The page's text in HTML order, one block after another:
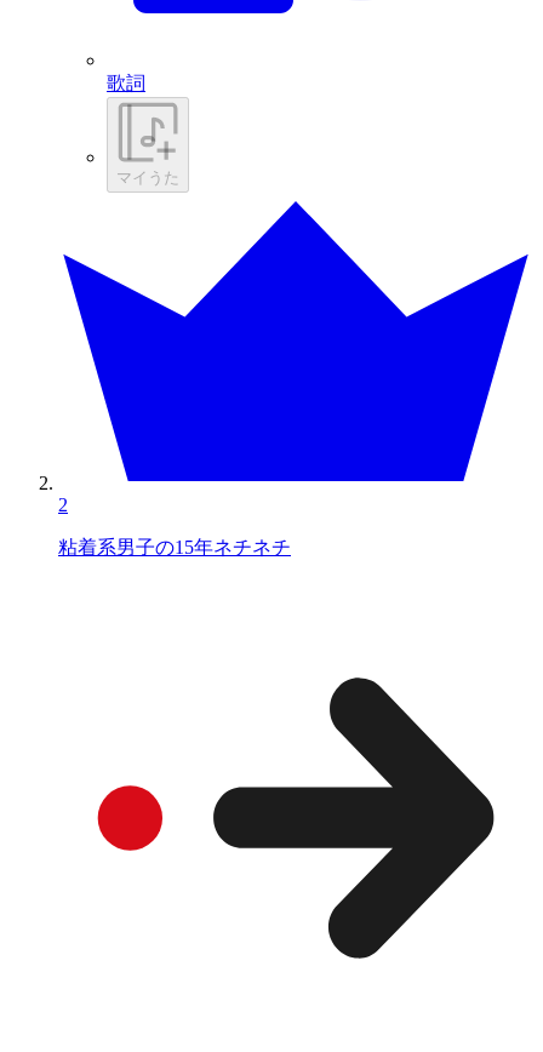
歌詞
マイうた
2
粘着系男子の15年ネチネチ